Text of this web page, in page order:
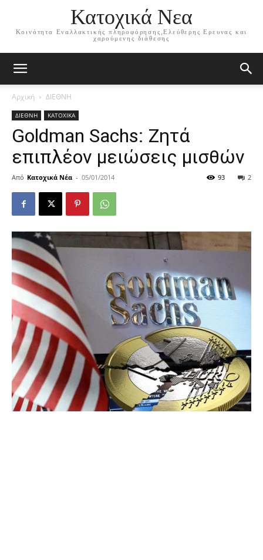
Κατοχικά Νεα
Κοινότητα Εναλλακτικής πληροφόρησης,Ελεύθερης Ερευνας και
χαρούμενης διάθεσης
Αρχική ΔΙΕΘΝΗ
ΔΙΕΘΝΗ ΚΑΤΟΧΙΚΑ
Goldman Sachs: Ζητά
επιπλέον μειώσεις μισθών
Από Κατοχικά Νέα - 05/01/2014 2
93